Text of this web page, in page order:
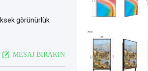
görünürlük
MESAJ BIRAKIN